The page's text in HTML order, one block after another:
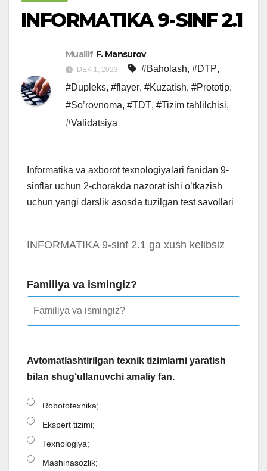
INFORMATIKA 9-SINF 2.1
Muallif F. Mansurov
DEK 1, 2023 #Baholash, #DTP,
#Dupleks, #flayer, #Kuzatish, #Prototip,
#So’rovnoma, #TDT, #Tizim tahlilchisi,
#Validatsiya
Informatika va axborot texnologiyalari fanidan 9-
sinflar uchun 2-chorakda nazorat ishi o’tkazish
uchun yangi darslik asosda tuzilgan test savollari
INFORMATIKA 9-sinf 2.1 ga xush kelibsiz
Familiya va ismingiz?
Avtomatlashtirilgan texnik tizimlarni yaratish
bilan shug‘ullanuvchi amaliy fan.
Robototexnika;
Ekspert tizimi;
Texnologiya;
Mashinasozlik;